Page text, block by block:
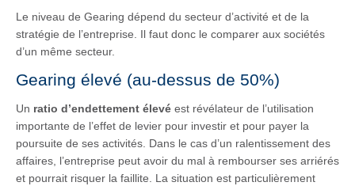
Le niveau de Gearing dépend du secteur d’activité et de la
stratégie de l’entreprise. Il faut donc le comparer aux sociétés
d’un même secteur.
Gearing élevé (au-dessus de 50%)
Un ratio d’endettement élevé est révélateur de l’utilisation
importante de l’effet de levier pour investir et pour payer la
poursuite de ses activités. Dans le cas d’un ralentissement des
affaires, l’entreprise peut avoir du mal à rembourser ses arriérés
et pourrait risquer la faillite. La situation est particulièrement